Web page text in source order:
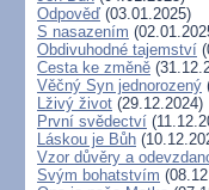
Odpověď (03.01.2025)
S nasazením
Obdivuhodné tajemství
Cesta ke změně
Věčný Syn jednorozený
Lživý život (29.12.2024)
První svědectví
Láskou je Bůh
Vzor důvěry a
Svým bohatstvím